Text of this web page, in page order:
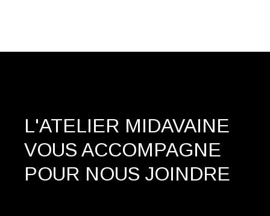
L'ATELIER MIDAVAINE
VOUS ACCOMPAGNE
POUR NOUS JOINDRE